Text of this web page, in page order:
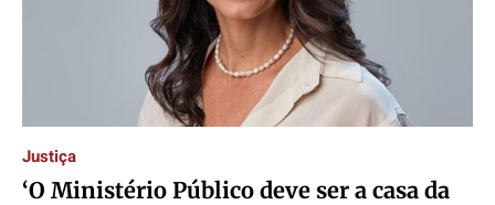
Justiça
‘O Ministério Público deve ser a casa da